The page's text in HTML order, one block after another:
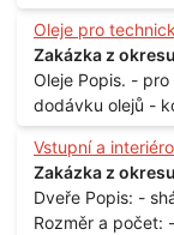
Oleje pro
Zakázka z
Oleje Popis. - pro naši výrobu čističů poptáváme
dodávku olejů -
mastných
technické využití
Balení: - po 190 kg v sudu
spotřeba
Vstupní a
Zakázka z
Dveře Popis: - sháním vstupní a interiérové dveře pro byt
Rozměr a počet: